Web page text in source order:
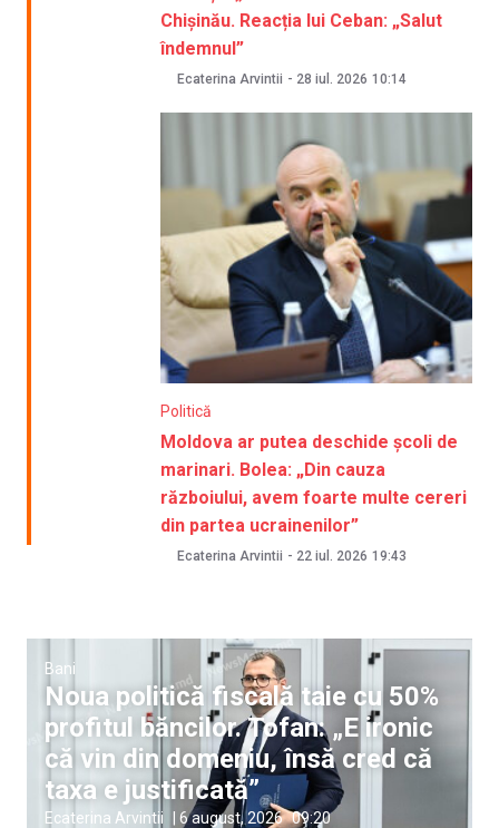
Chișinău. Reacția lui Ceban: „Salut
îndemnul”
Ecaterina Arvintii - 28 iul. 2026 10:14
Politică
Moldova ar putea deschide școli de
marinari. Bolea: „Din cauza
războiului, avem foarte multe cereri
din partea ucrainenilor”
Ecaterina Arvintii - 22 iul. 2026 19:43
Bani
Noua politică fiscală taie cu 50%
profitul băncilor. Tofan: „E ironic
că vin din domeniu, însă cred că
taxa e justificată”
Ecaterina Arvintii 6 august, 2026 09:20